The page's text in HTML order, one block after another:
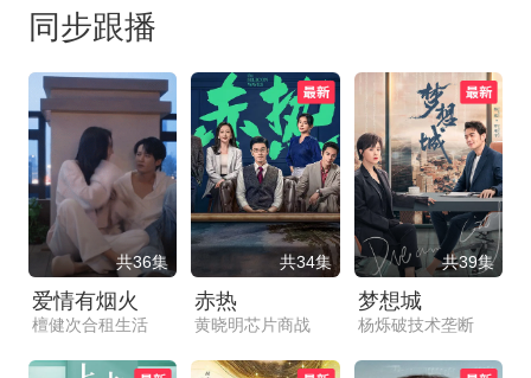
同步跟播
共36集
爱情有烟火
檀健次合租生活
共34集
赤热
黄晓明芯片商战
共39集
梦想城
杨烁破技术垄断